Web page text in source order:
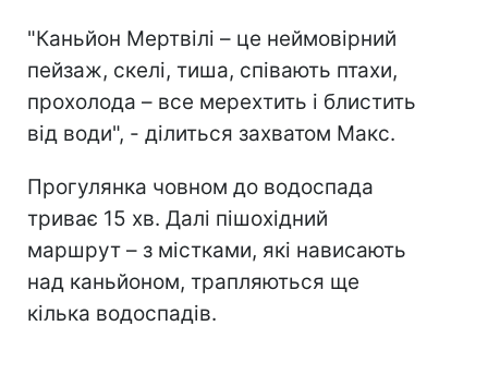
"Каньйон Мертвілі – це неймовірний
пейзаж, скелі, тиша, співають птахи,
прохолода – все мерехтить і блистить
від води", - ділиться захватом Макс.
Прогулянка човном до водоспада
триває 15 хв. Далі пішохідний
маршрут – з містками, які нависають
над каньйоном, трапляються ще
кілька водоспадів.